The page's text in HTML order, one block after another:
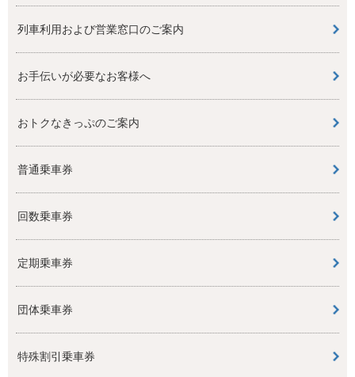
列車利用および営業窓口のご案内
お手伝いが必要なお客様へ
おトクなきっぷのご案内
普通乗車券
回数乗車券
定期乗車券
団体乗車券
特殊割引乗車券